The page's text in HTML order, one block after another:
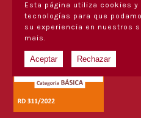
Esta página utiliza cookies y
tecnologías para que
su experiencia en nuestros
mais.
Aceptar Rechazar